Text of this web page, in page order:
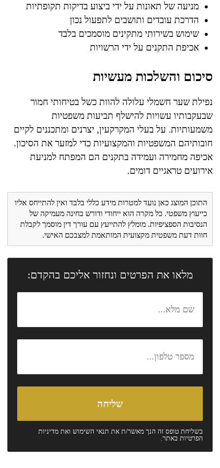
מניעה של תאונות על ידי ביצוע בדיקות תקופתיות
הדרכת עובדים ותושבים לתפעול נכון
שימוש בשירותי מתקינים מוסמכים בלבד
אכיפת התקנים על ידי הרשויות
סיכום והשלכות מעשיות
נפילת שער חשמלי עלולה להוות כשל בטיחותי חמור
שבעקבותיו עשויות להישלף תביעות משפטיות
משמעותיות. על בעלי המקרקעין, יצרנים ומתכננים לקיים
חובותיהם המשפטיות והמקצועיות כדי למזער את הסיכון.
אכיפה מחמירה ועמידה בתקנים הם המפתח למניעת
אירועים טראגיים דומים.
התוכן המוצג כאן נועד למטרות מידע כללי בלבד ואין להתייחס אליו
כייעוץ משפטי. כל מקרה הוא ייחודי ודורש בחינה מעמיקה של
הנסיבות הספציפיות. מומלץ להתייעץ עם עורך דין מוסמך לקבלת
חוות דעת משפטית מקצועית המותאמת למצבכם האישי.
מלאו את הפרטים ונחזור אליכם בהקדם:
בשליחת טופס זה הנך מאשר/ת את תנאי השימוש ואת מדיניות
הפרטיות באתר.